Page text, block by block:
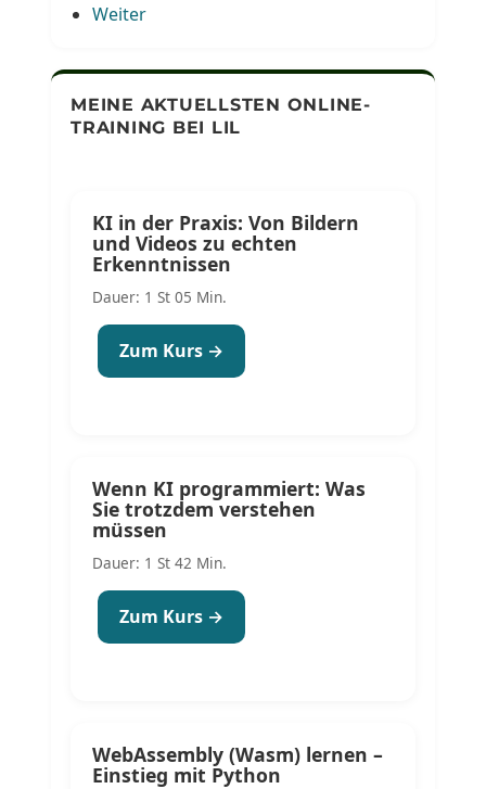
Weiter
MEINE AKTUELLSTEN ONLINE-
TRAINING BEI LIL
KI in der Praxis: Von Bildern
und Videos zu echten
Erkenntnissen
Dauer: 1 St 05 Min.
Zum Kurs →
Wenn KI programmiert: Was
Sie trotzdem verstehen
müssen
Dauer: 1 St 42 Min.
Zum Kurs →
WebAssembly (Wasm) lernen –
Einstieg mit Python